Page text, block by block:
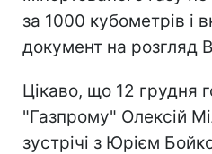
за 1000 кубометрів і
документ на розгляд
Цікаво, що 12 грудня
"Газпрому" Олексій
зустрічі з Юрієм